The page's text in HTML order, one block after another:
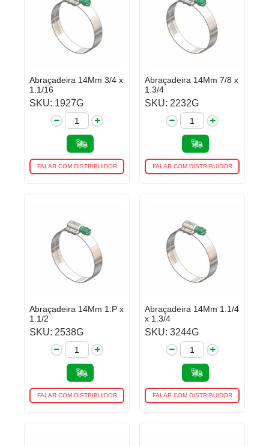
Abraçadeira 14Mm 3/4 x
1.1/16
SKU: 1927G
FALAR COM DISTRIBUIDOR
Abraçadeira 14Mm 7/8 x
1.3/4
SKU: 2232G
FALAR COM DISTRIBUIDOR
Abraçadeira 14Mm 1.P x
1.1/2
SKU: 2538G
FALAR COM DISTRIBUIDOR
Abraçadeira 14Mm 1.1/4
x 1.3/4
SKU: 3244G
FALAR COM DISTRIBUIDOR